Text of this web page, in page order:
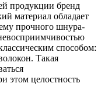
продукции бренд
материал обладает
прочного шнура-
способом:
Такая
этом целостность